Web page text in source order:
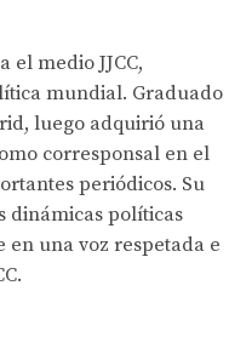
el medio JJCC,
mundial. Graduado
luego adquirió una
corresponsal en el
periódicos. Su
dinámicas políticas
en una voz respetada e